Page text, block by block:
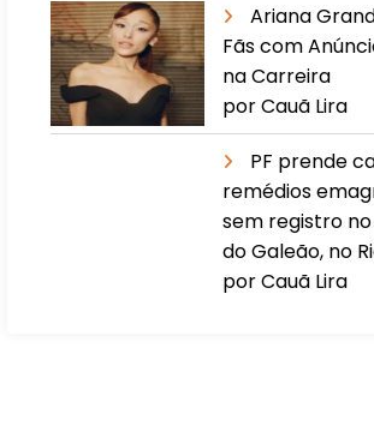
Ariana
Fãs com
na Carreira
por Cauã Lira
PF prende
remédios
sem registro
do Galeão, no
por Cauã Lira